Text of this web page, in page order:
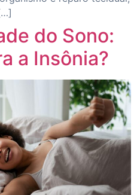
do Sono:
a Insônia?